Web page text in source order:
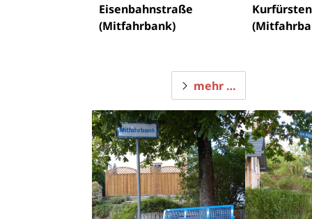
Eisenbahnstraße
(Mitfahrbank)
mehr …